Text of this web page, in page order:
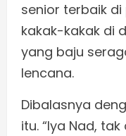
senior terbaik
kakak-kakak di
yang baju
lencana.
Dibalasnya
itu. “Iya Nad,